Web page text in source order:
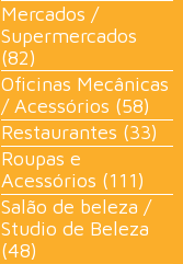
Mercados /
Supermercados
(82)
Oficinas Mecânicas
/ Acessórios (58)
Restaurantes (33)
Roupas e
Acessórios (111)
Salão de beleza /
Studio de Beleza
(48)